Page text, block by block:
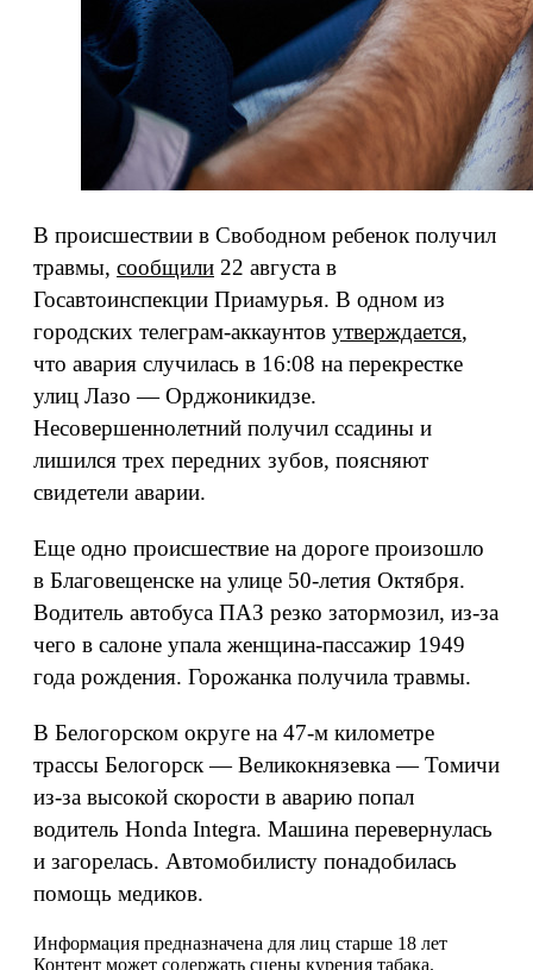
В происшествии в Свободном ребенок получил
травмы, сообщили 22 августа в
Госавтоинспекции Приамурья. В одном из
городских телеграм-аккаунтов утверждается,
что авария случилась в 16:08 на перекрестке
улиц Лазо — Орджоникидзе.
Несовершеннолетний получил ссадины и
лишился трех передних зубов, поясняют
свидетели аварии.
Еще одно происшествие на дороге произошло
в Благовещенске на улице 50-летия Октября.
Водитель автобуса ПАЗ резко затормозил, из-за
чего в салоне упала женщина-пассажир 1949
года рождения. Горожанка получила травмы.
В Белогорском округе на 47-м километре
трассы Белогорск — Великокнязевка — Томичи
из-за высокой скорости в аварию попал
водитель Honda Integra. Машина перевернулась
и загорелась. Автомобилисту понадобилась
помощь медиков.
Информация предназначена для лиц старше 18 лет
Контент может содержать сцены курения табака.